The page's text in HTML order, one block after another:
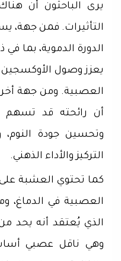
يرى الباحثون أن
التأثيرات. فمن جهة،
الدورة الدموية، بما
يعزز وصول الأوكسجين
العصبية. ومن جهة
أن رائحته قد
وتحسين جودة
التركيز والأداء الذهني.
كما تحتوي العشبة
الذي يُعتقد أنه يحد
وهي ناقل عصبي